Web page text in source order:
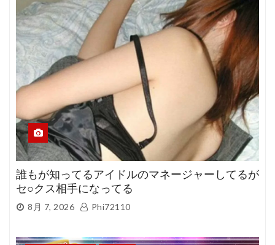
誰もが知ってるアイドルのマネージャーしてるが
セ○クス相手になってる
8月 7, 2026 Phi72110